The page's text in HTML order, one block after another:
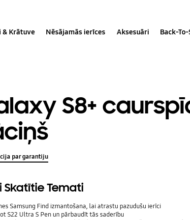
& Krātuve Nēsājamās ierīces Aksesuāri Back-
S8+
par garantiju
Skatītie Temati
Samsung Find izmantošana, lai atrastu pazudušu ierīci
S22 Ultra S Pen un pārbaudīt tās saderību